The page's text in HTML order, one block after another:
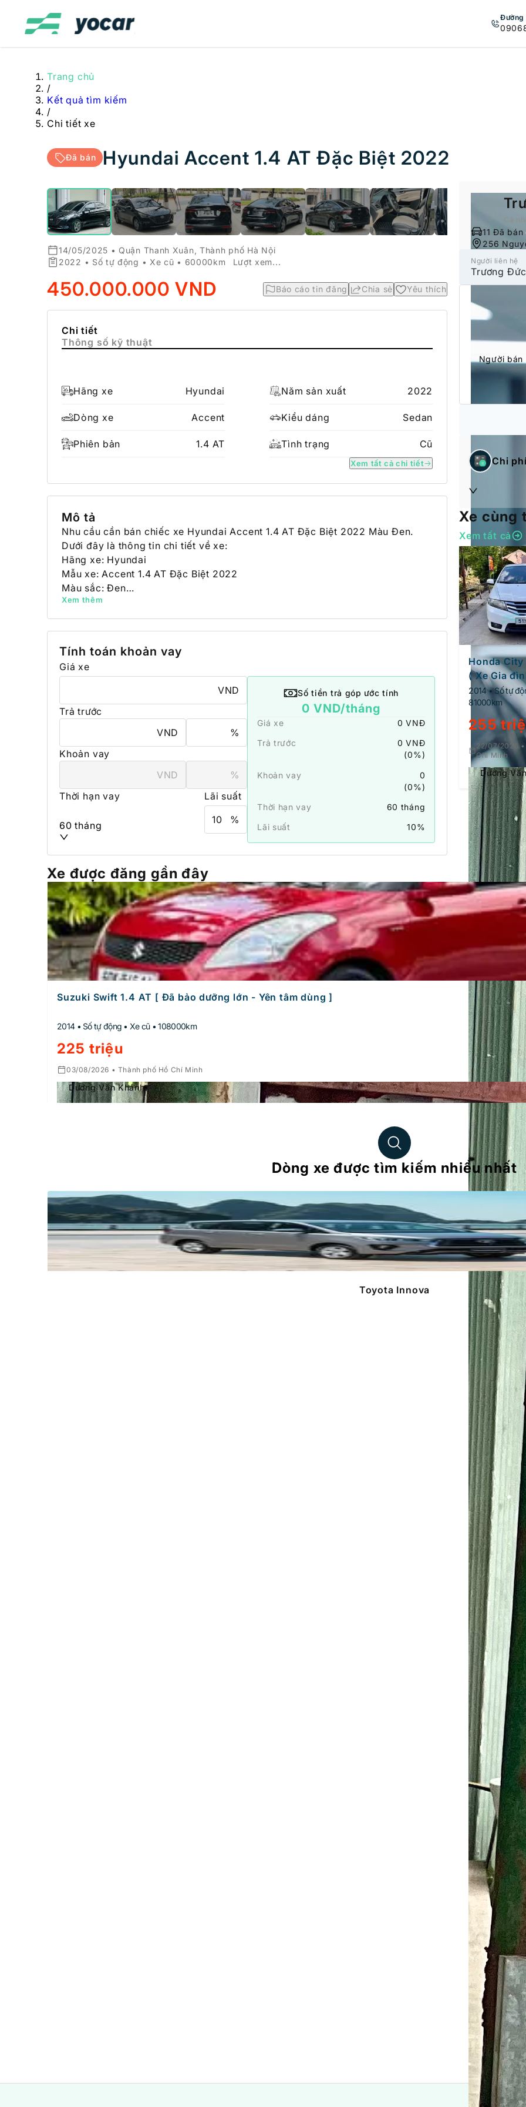
Đường
Trang chủ
/
Kết quả tìm kiếm
/
Chi tiết xe
Đã bán Hyundai Accent 1.4 AT Đặc Biệt 2022
1/13
14/05/2025 • Quận Thanh Xuân, Thành phố Hà Nội
2022 • Số tự động • Xe cũ • 60000km
Lượt xem...
450.000.000 VND Báo cáo tin đăng Chia sẻ Yêu thích
Chi tiết
Thông số kỹ thuật
Hãng xe Hyundai
Dòng xe Accent
Phiên bản 1.4 AT
Năm sản xuất 2022
Kiểu dáng Sedan
Tình trạng Cũ
Xem tất cả chi tiết
Mô tả
Nhu cầu cần bán chiếc xe Hyundai Accent 1.4 AT Đặc Biệt 2022 Màu Đen.
Dưới đây là thông tin chi tiết về xe:
Hãng xe: Hyundai
Mẫu xe: Accent 1.4 AT Đặc Biệt 2022
Màu sắc: Đen
Tình trạng: Cũ
Số chỗ ngồi: 5
Động cơ: Xăng
Hộp số: Số tự động
Xem thêm
Tính toán khoản vay
Giá xe
VND
Trả trước
VND
%
Khoản vay
VND
%
Thời hạn vay
60 tháng
Lãi suất
%
Số tiền trả góp ước tính
0 VND/tháng
Giá xe 0 VNĐ
Trả trước 0 VNĐ
(0%)
Khoản vay
0
(0%)
Thời hạn vay 60 tháng
Lãi suất 10%
Cá
11 Đã bán
256
Người liên hệ
Trương
Người bán
Chi
Xe cùng
Xem tất cả
Honda City
( Xe Gia
)
2014 • Số tự
81000km
255
22/07/2026
Chí Minh
Dương
Xe được đăng gần đây
Suzuki Swift 1.4 AT [ Đã bảo dưỡng lớn - Yên tâm dùng ]
2014 • Số tự động • Xe cũ • 108000km
225 triệu
03/08/2026 • Thành phố Hồ Chí Minh
Dương Văn Khánh
Dòng xe được tìm kiếm nhiều nhất
Toyota Innova